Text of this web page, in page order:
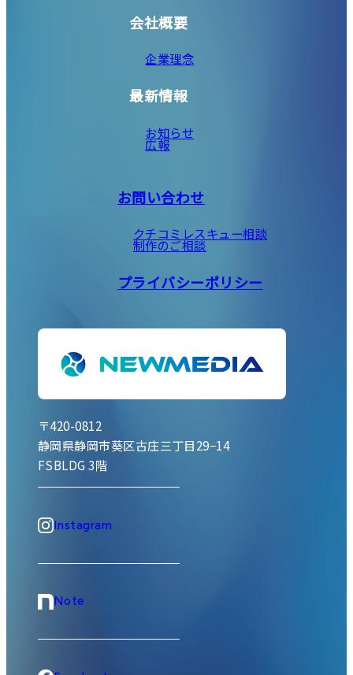
〒420-0812
静岡県静岡市葵区古庄三丁目29−14
FSBLDG 3階
Instagram
Note
会社概要
企業理念
最新情報
お知らせ
広報
お問い合わせ
クチコミレスキュー相談
制作のご相談
プライバシーポリシー